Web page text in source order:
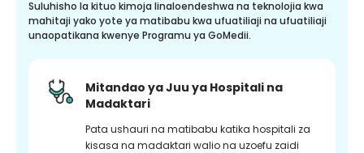
Suluhisho la kituo kimoja linaloendeshwa na teknolojia kwa
mahitaji yako yote ya matibabu kwa ufuatiliaji na ufuatiliaji
unaopatikana kwenye Programu ya GoMedii.
Mitandao ya Juu ya Hospitali na
Madaktari
Pata ushauri na matibabu katika hospitali za
kisasa na madaktari walio na uzoefu zaidi